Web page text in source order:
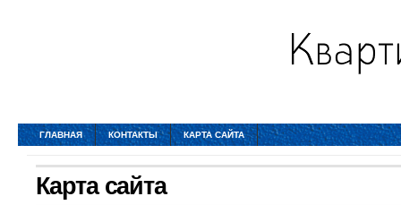
ГЛАВНАЯ КОНТАКТЫ КАРТА САЙТА
Карта сайта